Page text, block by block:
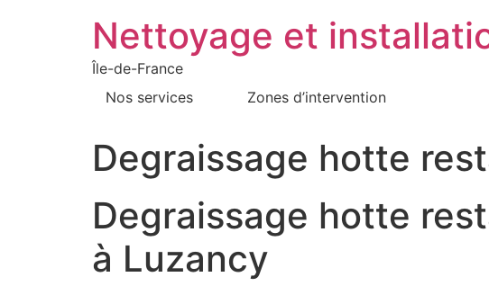
Nettoyage et
Île-de-France
Nos services
Zones d’intervention
Degraissage hotte
Degraissage hotte
à Luzancy